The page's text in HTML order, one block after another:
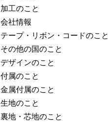
加工のこと
会社情報
テープ・リボン・コードのこと
その他の国のこと
デザインのこと
付属のこと
金属付属のこと
生地のこと
裏地・芯地のこと